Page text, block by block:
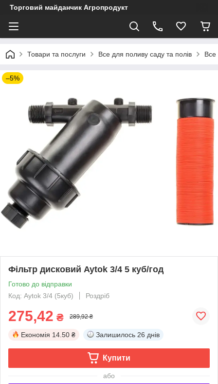
Торговий майданчик Агропродукт
Товари та послуги Все для поливу саду та полів Все
–5%
Фільтр дисковий Aytok 3/4 5 куб/год
Готово до відправки
Код: Aytok 3/4 (5куб)
Роздріб
275,42 ₴ 289,92 ₴
Економія 14.50 ₴ Залишилось 26 днів
Купити
або